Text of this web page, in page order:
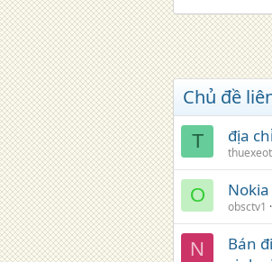
Chủ đề
T địa
O
obsctv1
N
Bán